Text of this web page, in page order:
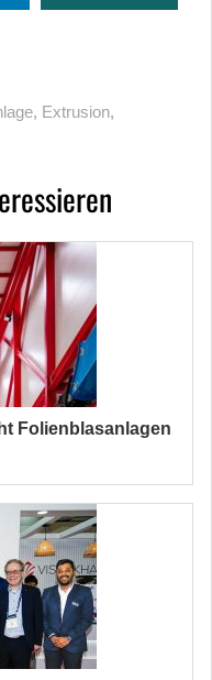
, Extrusion,
Folienblasanlagen